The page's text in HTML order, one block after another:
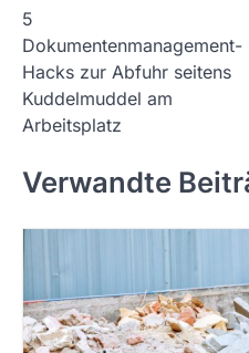
o
s
t
n
a
v
i
a
t
5
Dokumentenmanagement-
Hacks zur Abfuhr seitens
Kuddelmuddel am
Arbeitsplatz
Verwandte